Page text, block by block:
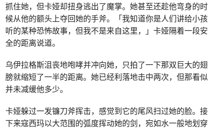
抓住她，但卡娅却扭身逃出了魔掌。她甚至还趁他弯身的时
候从他的额头上夺回她的手斧。「我知道你是人们讲给小孩
听的某种恐怖故事，但我不是来自这里，」卡娅隔着一段安
全的距离说道。
乌伊拉格斯沮丧地咆哮并冲向她，只拍了一下那双巨大的翅
膀就缩短了一半的距离。她已经利落地击中两次，但那看似
并未减缓他多少。
卡娅躲过一发镰刀斧挥击，感觉到它的尾风扫过她的脸。接
下来寇西玛以大范围的弧度挥动她的剑，宛如水一般地划穿